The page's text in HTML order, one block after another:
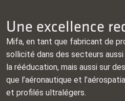
Une excellence
Mifa, en tant que fabricant de
sollicité dans des secteurs aussi
la rééducation, mais aussi sur
que l’aéronautique et
et profilés ultralégers.